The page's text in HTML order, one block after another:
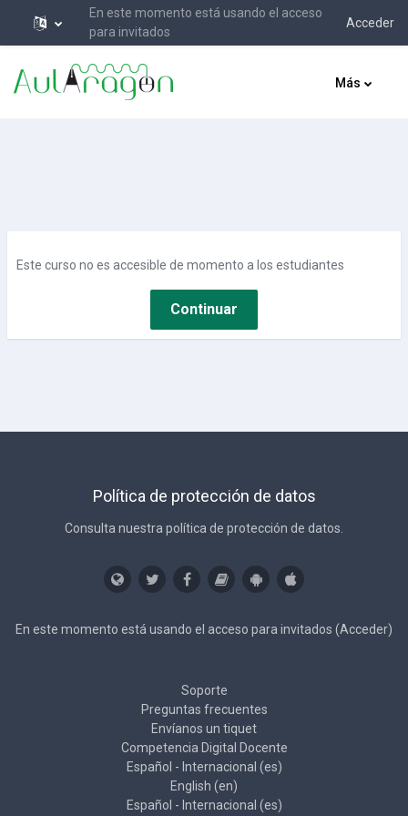
En este momento está usando el acceso
para invitados
Acceder
Más
Este curso no es accesible de momento a los estudiantes
Continuar
Política de protección de datos
Consulta nuestra política de protección de datos.
En este momento está usando el acceso para invitados (Acceder)
Soporte
Preguntas frecuentes
Envíanos un tiquet
Competencia Digital Docente
Español - Internacional ‎(es)‎
English ‎(en)‎
Español - Internacional ‎(es)‎